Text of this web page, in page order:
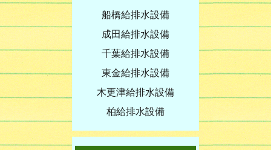
船橋給排水設備
成田給排水設備
千葉給排水設備
東金給排水設備
木更津給排水設備
柏給排水設備